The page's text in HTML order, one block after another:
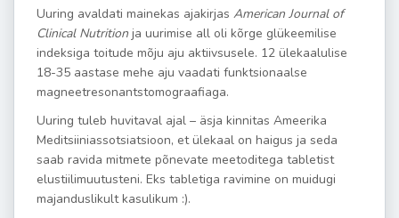
Uuring avaldati mainekas ajakirjas American Journal of
Clinical Nutrition ja uurimise all oli kõrge glükeemilise
indeksiga toitude mõju aju aktiivsusele. 12 ülekaalulise
18-35 aastase mehe aju vaadati funktsionaalse
magneetresonantstomograafiaga.
Uuring tuleb huvitaval ajal – äsja kinnitas Ameerika
Meditsiiniassotsiatsioon, et ülekaal on haigus ja seda
saab ravida mitmete põnevate meetoditega tabletist
elustiilimuutusteni. Eks tabletiga ravimine on muidugi
majanduslikult kasulikum :).